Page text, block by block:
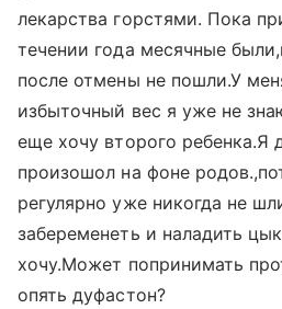
лекарства горстями. Пока
течении года месячные
после отмены не пошли.У
избыточный вес я уже не
еще хочу второго ребенка.Я
произошол на фоне
регулярно уже никогда не
забеременеть и наладить
хочу.Может попринимать
опять дуфастон?